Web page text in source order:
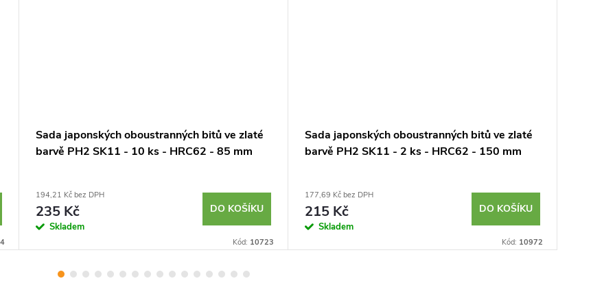
Sada japonských oboustranných bitů ve zlaté
barvě PH2 SK11 - 10 ks - HRC62 - 85 mm
194,21 Kč bez DPH
235 Kč
Skladem
DO KOŠÍKU
Kód: 10723
Sada japonských oboustranných bitů ve zlaté
barvě PH2 SK11 - 2 ks - HRC62 - 150 mm
177,69 Kč bez DPH
215 Kč
Skladem
DO KOŠÍKU
Kód: 10972